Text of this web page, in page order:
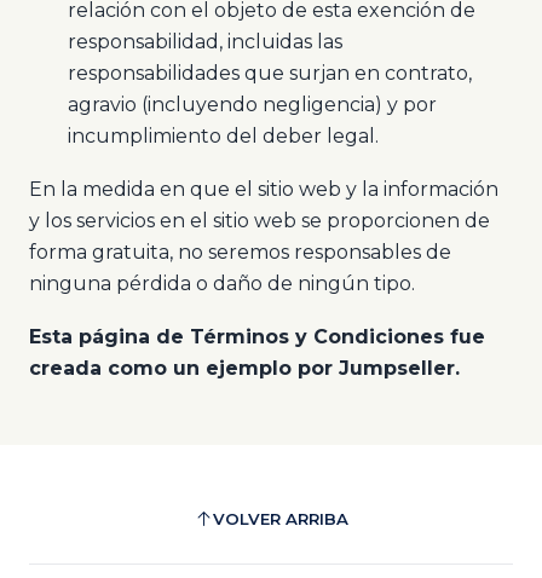
relación con el objeto de esta exención de
responsabilidad, incluidas las
responsabilidades que surjan en contrato,
agravio (incluyendo negligencia) y por
incumplimiento del deber legal.
En la medida en que el sitio web y la información
y los servicios en el sitio web se proporcionen de
forma gratuita, no seremos responsables de
ninguna pérdida o daño de ningún tipo.
Esta página de Términos y Condiciones fue
creada como un ejemplo por Jumpseller.
VOLVER ARRIBA